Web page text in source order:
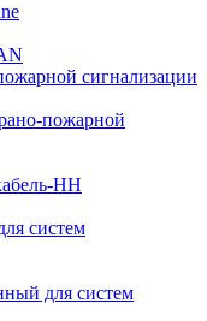
сигнализации
пожарной
НН
систем
для систем